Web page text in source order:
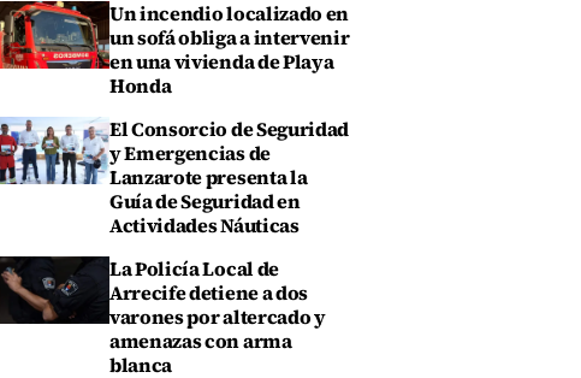
Un incendio localizado en
un sofá obliga a intervenir
en una vivienda de Playa
Honda
El Consorcio de Seguridad
y Emergencias de
Lanzarote presenta la
Guía de Seguridad en
Actividades Náuticas
La Policía Local de
Arrecife detiene a dos
varones por altercado y
amenazas con arma
blanca